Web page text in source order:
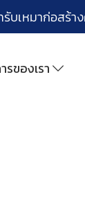
รับเหมาก่อสร้
รของเรา